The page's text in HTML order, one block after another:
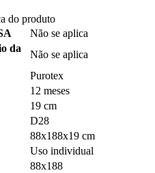
do produto
Não se aplica
da
Não se aplica
Purotex
12 meses
19 cm
D28
88x188x19 cm
Uso individual
88x188